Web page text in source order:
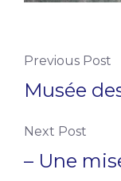
Previous Post
Musée
Next Post
– Une